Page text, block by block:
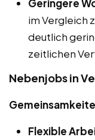
Geringere
im Vergleich
deutlich
zeitlichen
Nebenjobs in
Flexible